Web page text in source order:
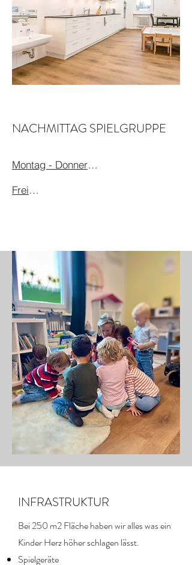
NACHMITTAG SPIELGRUPPE
Montag - Donnerstag Nachmittag
Freitag Nachmittag
INFRASTRUKTUR
Bei 250 m2 Fläche haben wir alles was ein
Kinder Herz höher schlagen lässt.
Spielgeräte